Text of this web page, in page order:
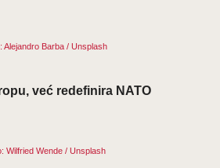
Alejandro Barba / Unsplash
već redefinira NATO
Wilfried Wende / Unsplash